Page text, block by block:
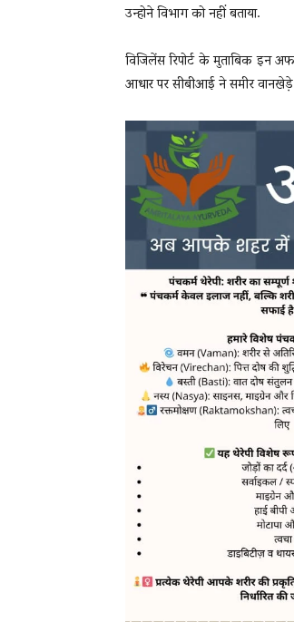
उन्होने विभाग को नहीं बताया.
विजिलेंस रिपोर्ट के मुताबिक इन
आधार पर सीबीआई ने समीर